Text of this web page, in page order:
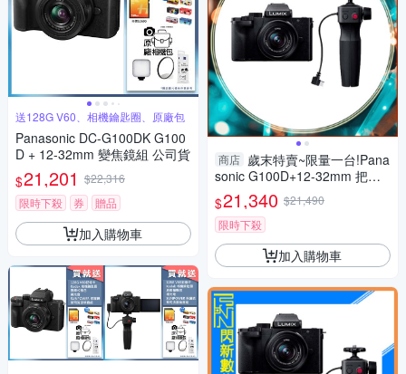
送128G V60、相機鑰匙圈、原廠包
Panasonic DC-G100DK G100
D + 12-32mm 變焦鏡組 公司貨
$21,201 $22,316
限時下殺
券 贈品
加入購物車
商店 歲末特賣~限量一台!Pana
sonic G100D+12-32mm 把手
組(G100D+1232+SHGR2，公
司貨)
$21,340 $21,490
限時下殺
加入購物車